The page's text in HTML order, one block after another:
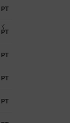
PT
PT
PT
PT
PT